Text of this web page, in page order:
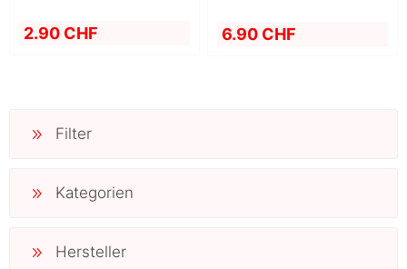
2.90 CHF 6.90 CHF
Filter
Kategorien
Hersteller